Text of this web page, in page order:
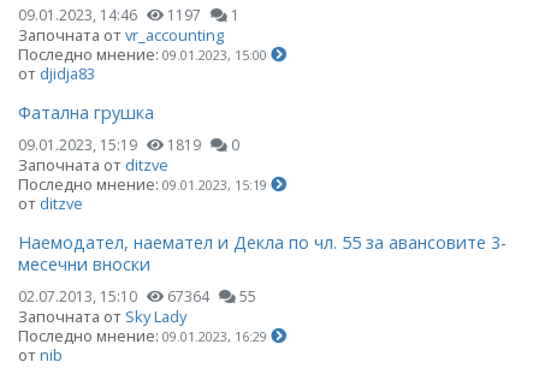
09.01.2023, 14:46 1197 1
Започната отvr_accounting
Последно мнение: 09.01.2023, 15:00
от djidja83
Фатална грушка
09.01.2023, 15:19 1819 0
Започната от ditzve
Последно мнение: 09.01.2023, 15:19
от ditzve
Наемодател, наемател и Декла по чл. 55 за авансовите 3-
месечни вноски
02.07.2013, 15:10 67364 55
Започната от Sky Lady
Последно мнение: 09.01.2023, 16:29
отnib